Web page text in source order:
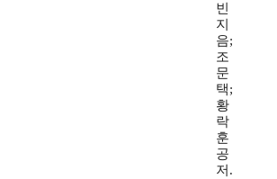
빈
지
음;
조
문
택;
황
락
훈
공
저.